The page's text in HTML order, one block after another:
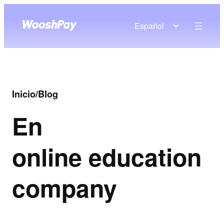
Español
Inicio/Blog
En
online education
company